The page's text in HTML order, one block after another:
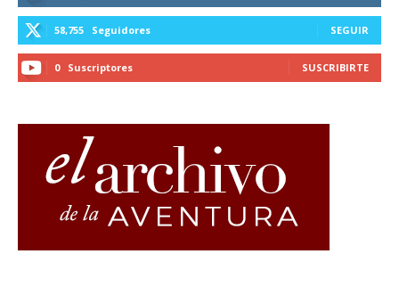
58,755 Seguidores SEGUIR
0 Suscriptores SUSCRIBIRTE